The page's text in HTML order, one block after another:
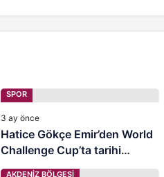
SPOR
3 ay önce
Hatice Gökçe Emir’den World
Challenge Cup’ta tarihi
madalya
AKDENİZ BÖLGESİ